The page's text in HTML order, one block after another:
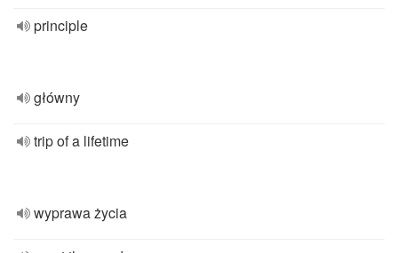
principle
główny
trip of a lifetime
wyprawa życia